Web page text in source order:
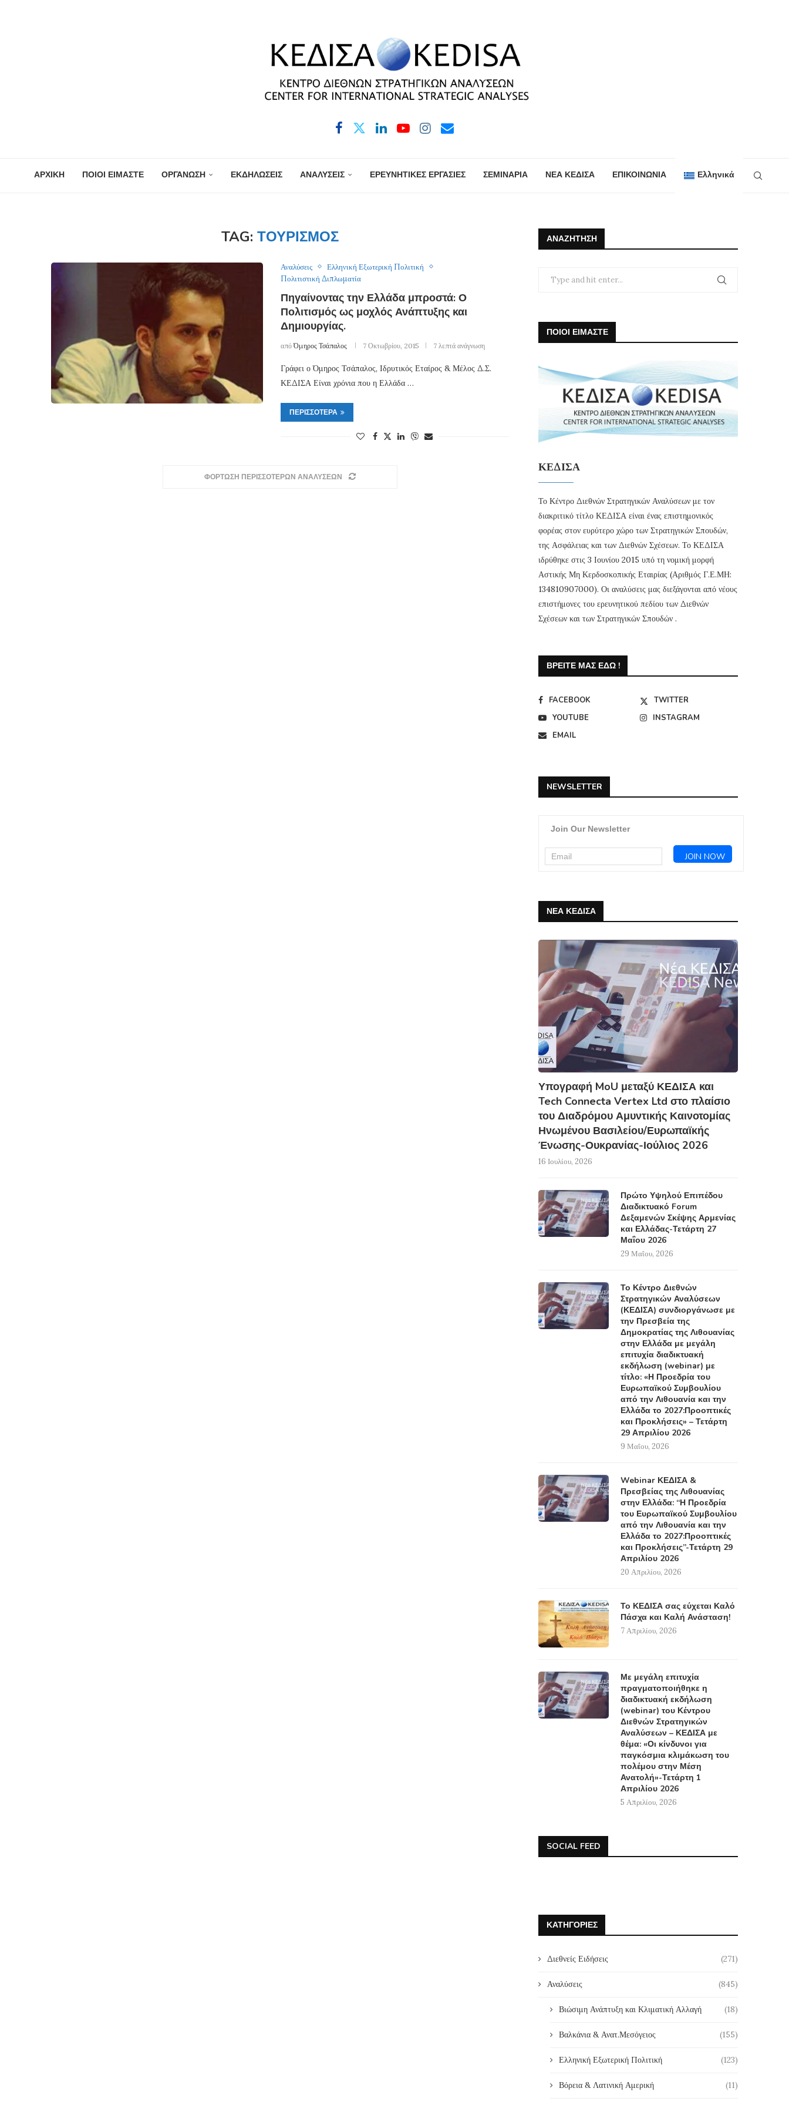
ΑΡΧΙΚΗ ΠΟΙΟΙ ΕΙΜΑΣΤΕ ΟΡΓΑΝΩΣΗ ΕΚΔΗΛΩΣΕΙΣ ΑΝΑΛΥΣΕΙΣ ΕΡΕΥΝΗΤΙΚΕΣ ΕΡΓΑΣΙΕΣ ΣΕΜΙΝΑΡΙΑ ΝΕΑ ΚΕΔΙΣΑ ΕΠΙΚΟΙΝΩΝΙΑ Ελληνικά
TAG: ΤΟΥΡΙΣΜΌΣ
Αναλύσεις
Ελληνική Εξωτερική Πολιτική
Πολιτιστική Διπλωματία
Πηγαίνοντας την Ελλάδα μπροστά: Ο
Πολιτισμός ως μοχλός Ανάπτυξης και
Δημιουργίας.
απόΌμηρος Τσάπαλος 7 Οκτωβρίου, 2015 7 λεπτά ανάγνωση
Γράφει ο Όμηρος Τσάπαλος, Ιδρυτικός Εταίρος & Μέλος Δ.Σ.
ΚΕΔΙΣΑ Είναι χρόνια που η Ελλάδα …
ΠΕΡΙΣΣΌΤΕΡΑ
ΦΟΡΤΩΣΗ ΠΕΡΙΣΣΟΤΕΡΩΝ ΑΝΑΛΥΣΕΩΝ
ΑΝΑΖΉΤΗΣΗ
ΠΟΙΟΙ ΕΙΜΑΣΤΕ
ΚΕΔΙΣΑ
Το Κέντρο Διεθνών Στρατηγικών Αναλύσεων με τον
διακριτικό τίτλο ΚΕΔΙΣΑ είναι ένας επιστημονικός
φορέας στον ευρύτερο χώρο των Στρατηγικών Σπουδών,
της Ασφάλειας και των Διεθνών Σχέσεων. Το ΚΕΔΙΣΑ
ιδρύθηκε στις 3 Ιουνίου 2015 υπό τη νομική μορφή
Αστικής Μη Κερδοσκοπικής Εταιρίας (Αριθμός Γ.Ε.ΜΗ:
134810907000). Οι αναλύσεις μας διεξάγονται από νέους
επιστήμονες του ερευνητικού πεδίου των Διεθνών
Σχέσεων και των Στρατηγικών Σπουδών .
ΒΡΕΊΤΕ ΜΑΣ ΕΔΏ !
FACEBOOK
TWITTER
YOUTUBE
INSTAGRAM
EMAIL
NEWSLETTER
Join Our Newsletter
ΝΕΑ ΚΕΔΙΣΑ
Υπογραφή MoU μεταξύ ΚΕΔΙΣΑ και
Tech Connecta Vertex Ltd στο πλαίσιο
του Διαδρόμου Αμυντικής Καινοτομίας
Ηνωμένου Βασιλείου/Ευρωπαϊκής
Ένωσης-Ουκρανίας-Ιούλιος 2026
16 Ιουλίου, 2026
Πρώτο Υψηλού Επιπέδου
Διαδικτυακό Forum
Δεξαμενών Σκέψης Αρμενίας
και Ελλάδας-Τετάρτη 27
Μαΐου 2026
29 Μαΐου, 2026
Το Κέντρο Διεθνών
Στρατηγικών Αναλύσεων
(ΚΕΔΙΣΑ) συνδιοργάνωσε με
την Πρεσβεία της
Δημοκρατίας της Λιθουανίας
στην Ελλάδα με μεγάλη
επιτυχία διαδικτυακή
εκδήλωση (webinar) με
τίτλο: «Η Προεδρία του
Ευρωπαϊκού Συμβουλίου
από την Λιθουανία και την
Ελλάδα το 2027:Προοπτικές
και Προκλήσεις» – Τετάρτη
29 Απριλίου 2026
9 Μαΐου, 2026
Webinar ΚΕΔΙΣΑ &
Πρεσβείας της Λιθουανίας
στην Ελλάδα: “Η Προεδρία
του Ευρωπαϊκού Συμβουλίου
από την Λιθουανία και την
Ελλάδα το 2027:Προοπτικές
και Προκλήσεις”-Τετάρτη 29
Απριλίου 2026
20 Απριλίου, 2026
Το ΚΕΔΙΣΑ σας εύχεται Καλό
Πάσχα και Καλή Ανάσταση!
7 Απριλίου, 2026
Με μεγάλη επιτυχία
πραγματοποιήθηκε η
διαδικτυακή εκδήλωση
(webinar) του Κέντρου
Διεθνών Στρατηγικών
Αναλύσεων – ΚΕΔΙΣΑ με
θέμα: «Οι κίνδυνοι για
παγκόσμια κλιμάκωση του
πολέμου στην Μέση
Ανατολή»-Τετάρτη 1
Απριλίου 2026
5 Απριλίου, 2026
SOCIAL FEED
ΚΑΤΗΓΟΡΊΕΣ
Διεθνείς Ειδήσεις (271)
Αναλύσεις (845)
Βιώσιμη Ανάπτυξη και Κλιματική Αλλαγή (18)
Βαλκάνια & Ανατ.Μεσόγειος (155)
Ελληνική Εξωτερική Πολιτική (123)
Βόρεια & Λατινική Αμερική (11)